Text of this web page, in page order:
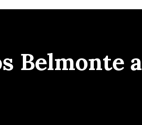
Belmonte a